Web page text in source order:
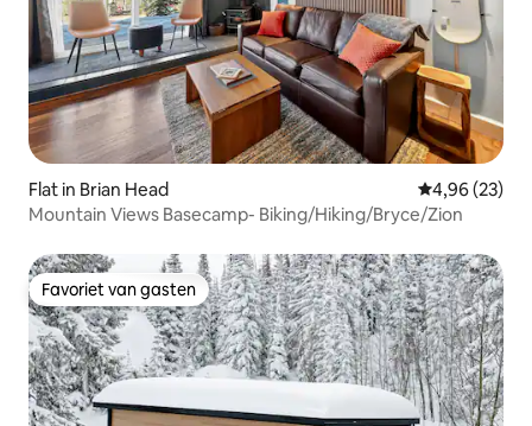
Flat in Brian Head Gemiddelde
4,96 (23)
Mountain Views Basecamp- Biking/Hiking/Bryce/Zion
Favoriet van gasten
Favoriet van gasten